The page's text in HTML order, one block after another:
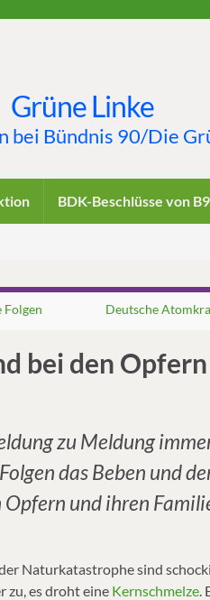
Grüne Linke
bei Bündnis 90/Die
BDK-Beschlüsse von
Folgen Deutsche
bei den Opfern
zu Meldung
das Beben und
und ihren
Naturkatastrophe sind
zu, es droht eine Kernschmelze